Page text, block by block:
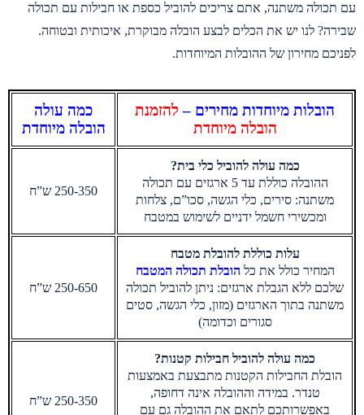
עם תכולה משתנה, אתם צריכים להוביל כספת או חבילות עם תכולה
שבירה? לנו יש את הכלים לבצע הובלה מבוקרת, איכותית ובטוחה.
לפניכם מחירון של ההובלות המיוחדות.
הובלות מיוחדות מחירים – להזמנת
הובלה מיוחדת
כמה עולה
הובלה מיוחדת
כמה עולה להוביל כלי בית?
ההובלה כוללת עד 5 ארגזים עם תכולה
משתנה: סירים, כלי הגשה, סכו”ם, צלחות
ומכשירי חשמל ידניים לשימוש במטבח
250-350 ש”ח
עלות כוללת להובלת מטבח
המחיר כולל את כל הובלת תכולה המטבח
שלכם ללא הגבלת ארגזים: ניתן להוביל תכולה
משתנה בתוך הארגזים (מזון, כלי הגשה, סטים
סגורים וכדומה)
250-650 ש”ח
כמה עולה להוביל חבילות קטנות?
הובלת החבילות הקטנות מתבצעת באמצעות
טנדר. במידה וההובלה אינה דחופה,
באפשרותכם לתאם את ההובלה גם עם
250-350 ש”ח